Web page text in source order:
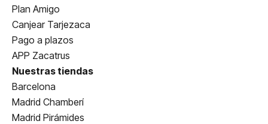
Plan Amigo
Canjear Tarjezaca
Pago a plazos
APP Zacatrus
Nuestras tiendas
Barcelona
Madrid Chamberí
Madrid Pirámides